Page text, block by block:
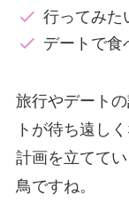
行ってみた
デートで食
旅行やデート
トが待ち遠しく
計画を立てて
鳥ですね。